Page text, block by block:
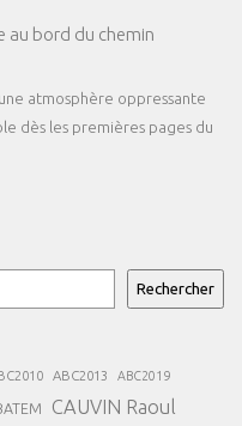
au bord du chemin
atmosphère oppressante
dès les premières pages du
Rechercher
ABC2013 ABC2019
CAUVIN Raoul